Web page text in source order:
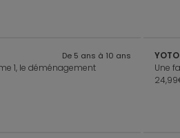
De 5 ans à 10 ans
1, le déménagement
YOTO
Une